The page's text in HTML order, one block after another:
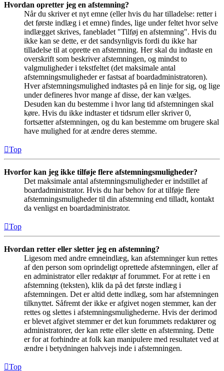
Hvordan opretter jeg en afstemning?
Når du skriver et nyt emne (eller hvis du har tilladelse: retter i
det første indlæg i et emne) findes, lige under feltet hvor selve
indlægget skrives, fanebladet "Tilføj en afstemning". Hvis du
ikke kan se dette, er det sandsynligvis fordi du ikke har
tilladelse til at oprette en afstemning. Her skal du indtaste en
overskrift som beskriver afstemningen, og mindst to
valgmuligheder i tekstfeltet (det maksimale antal
afstemningsmuligheder er fastsat af boardadministratoren).
Hver afstemningsmulighed indtastes på en linje for sig, og lige
under defineres hvor mange af disse, der kan vælges.
Desuden kan du bestemme i hvor lang tid afstemningen skal
køre. Hvis du ikke indtaster et tidsrum eller skriver 0,
fortsætter afstemningen, og du kan bestemme om brugere skal
have mulighed for at ændre deres stemme.
Top
Hvorfor kan jeg ikke tilføje flere afstemningsmuligheder?
Det maksimale antal afstemningsmuligheder er indstillet af
boardadministrator. Hvis du har behov for at tilføje flere
afstemningsmuligheder til din afstemning end tilladt, kontakt
da venligst en boardadministrator.
Top
Hvordan retter eller sletter jeg en afstemning?
Ligesom med andre emneindlæg, kan afstemninger kun rettes
af den person som oprindeligt oprettede afstemningen, eller af
en administrator eller redaktør af forummet. For at rette i en
afstemning (teksten), klik da på det første indlæg i
afstemningen. Det er altid dette indlæg, som har afstemningen
tilknyttet. Såfremt der ikke er afgivet nogen stemmer, kan der
rettes og slettes i afstemningsmulighederne. Hvis der derimod
er blevet afgivet stemmer er det kun forummets redaktører og
administratorer, der kan rette eller slette en afstemning. Dette
er for at forhindre at folk kan manipulere med resultatet ved at
ændre i betydningen halvvejs inde i afstemningen.
Top